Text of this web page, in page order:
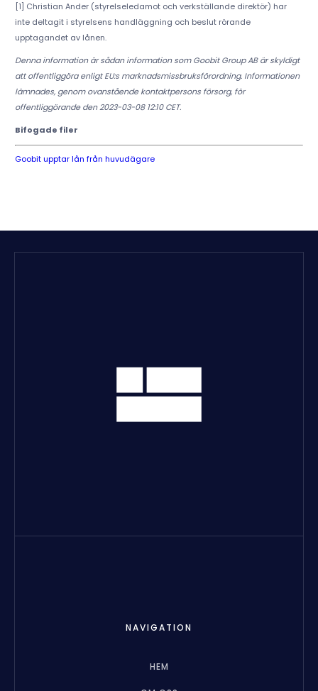
[1] Christian Ander (styrelseledamot och verkställande direktör) har
inte deltagit i styrelsens handläggning och beslut rörande
upptagandet av lånen.
Denna information är sådan information som Goobit Group AB är skyldigt
att offentliggöra enligt EU:s marknadsmissbruksförordning. Informationen
lämnades, genom ovanstående kontaktpersons försorg, för
offentliggörande den 2023-03-08 12:10 CET.
Bifogade filer
Goobit upptar lån från huvudägare
NAVIGATION
HEM